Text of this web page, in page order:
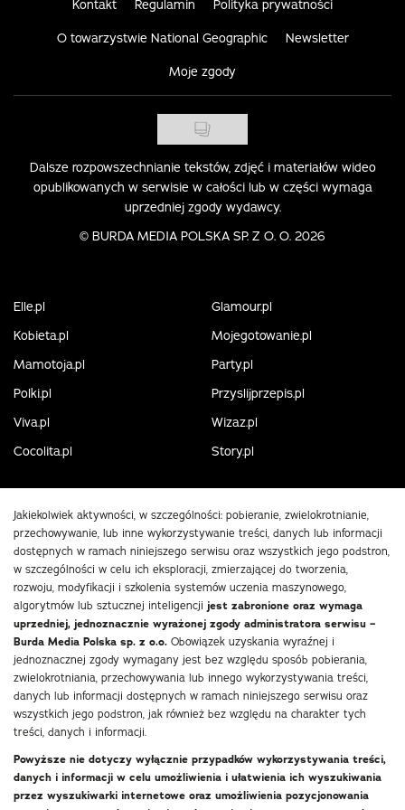
Kontakt Regulamin Polityka prywatności
O towarzystwie National Geographic Newsletter
Moje zgody
Dalsze rozpowszechnianie tekstów, zdjęć i materiałów wideo
opublikowanych w serwisie w całości lub w części wymaga
uprzedniej zgody wydawcy.
© BURDA MEDIA POLSKA SP. Z O. O. 2026
Elle.pl
Glamour.pl
Kobieta.pl
Mojegotowanie.pl
Mamotoja.pl
Party.pl
Polki.pl
Przyslijprzepis.pl
Viva.pl
Wizaz.pl
Cocolita.pl
Story.pl
Jakiekolwiek aktywności, w szczególności: pobieranie, zwielokrotnianie,
przechowywanie, lub inne wykorzystywanie treści, danych lub informacji
dostępnych w ramach niniejszego serwisu oraz wszystkich jego podstron,
w szczególności w celu ich eksploracji, zmierzającej do tworzenia,
rozwoju, modyfikacji i szkolenia systemów uczenia maszynowego,
algorytmów lub sztucznej inteligencji jest zabronione oraz wymaga
uprzedniej, jednoznacznie wyrażonej zgody administratora serwisu –
Burda Media Polska sp. z o.o. Obowiązek uzyskania wyraźnej i
jednoznacznej zgody wymagany jest bez względu sposób pobierania,
zwielokrotniania, przechowywania lub innego wykorzystywania treści,
danych lub informacji dostępnych w ramach niniejszego serwisu oraz
wszystkich jego podstron, jak również bez względu na charakter tych
treści, danych i informacji.
Powyższe nie dotyczy wyłącznie przypadków wykorzystywania treści,
danych i informacji w celu umożliwienia i ułatwienia ich wyszukiwania
przez wyszukiwarki internetowe oraz umożliwienia pozycjonowania